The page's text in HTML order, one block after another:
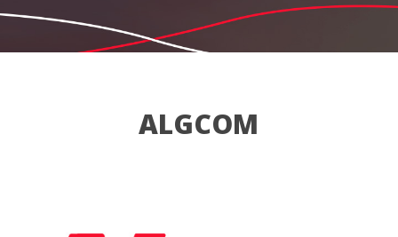
ALGCOM